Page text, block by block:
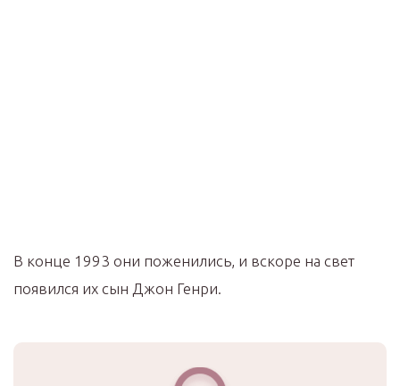
В конце 1993 они поженились, и вскоре на свет
появился их сын Джон Генри.